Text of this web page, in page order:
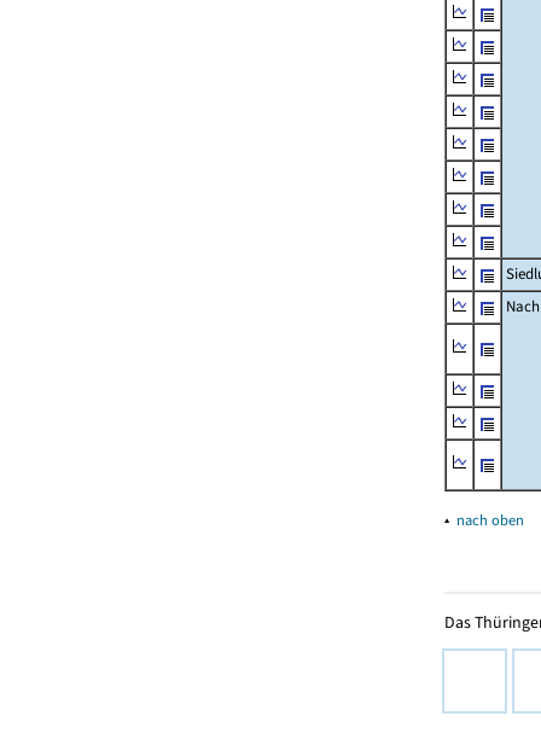
▴ nach oben
Das